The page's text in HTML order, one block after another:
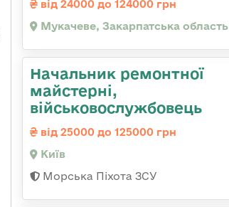
від 24000 до 124000 грн
Мукачеве, Закарпатська область
Начальник ремонтної
майстерні,
військовослужбовець
від 25000 до 125000 грн
Київ
Морська Піхота ЗСУ